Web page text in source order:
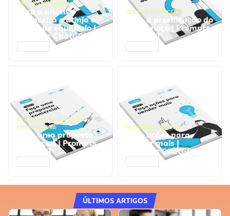
GESTÃO FINANCEIRA
Faça a análise
financeira e atinja o
ponto de equilíbrio |
Prompts ChatGPT
GESTÃO FINANCEIRA
Faça a precificação do
seu serviço | Prompts
ChatGPT
NEGÓCIOS, PROCESSOS
EMPRESARIAIS
Faça uma proposta
comercial | Prompts
ChatGPT
NEGÓCIOS, VENDAS
Faça ações para
vender mais |
Prompts ChatGPT
ÚLTIMOS ARTIGOS